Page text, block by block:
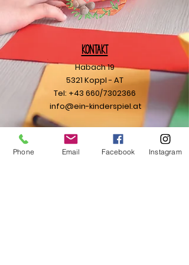
Kontakt
Habach 19
5321 Koppl - AT
Tel: +43 660/7302366
info@ein-kinderspiel.at
Ihre Nachricht
Phone Email Facebook Instagram